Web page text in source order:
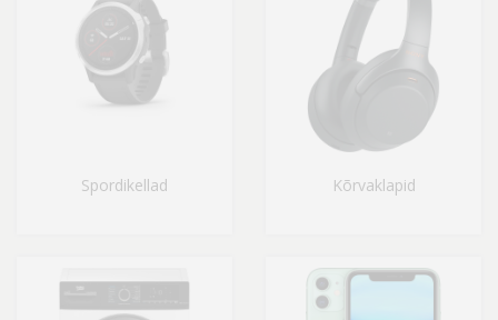
Spordikellad Kõrvaklapid